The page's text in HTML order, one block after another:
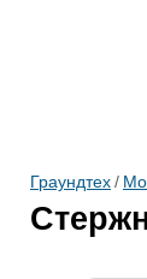
Граундтех/